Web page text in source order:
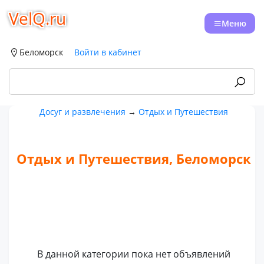
VelQ.ru Меню
Беломорск Войти в кабинет
Досуг и развлечения →Отдых и Путешествия
Отдых и Путешествия, Беломорск
В данной категории пока нет объявлений